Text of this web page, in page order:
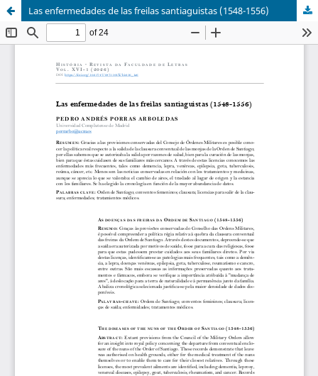
Las enfermedades de las freilas santiaguistas (1548-1556)